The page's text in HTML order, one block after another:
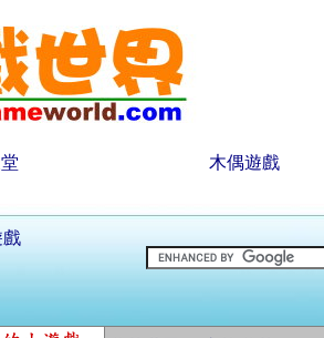
木偶遊戲
戲